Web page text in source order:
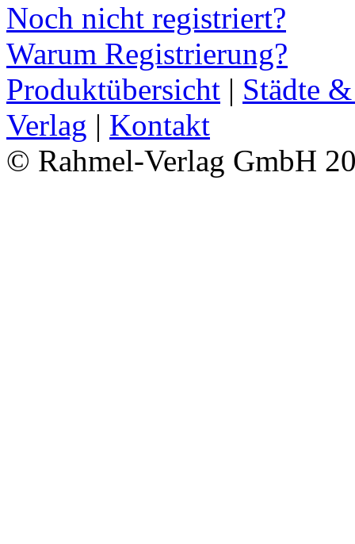
Noch nicht registriert?
Warum Registrierung?
Produktübersicht | Städte
Verlag | Kontakt
© Rahmel-Verlag GmbH